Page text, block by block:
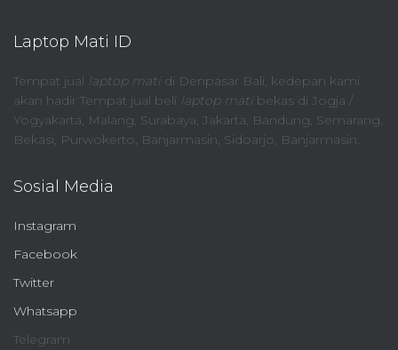
Laptop Mati ID
Tempat jual laptop matidi Denpasar Bali, kedepan kami
akan hadir Tempat jual beli laptop matibekas di Jogja /
Yogyakarta, Malang, Surabaya, Jakarta, Bandung, Semarang,
Bekasi, Purwokerto, Banjarmasin, Sidoarjo, Banjarmasin.
Sosial Media
Instagram
Facebook
Twitter
Whatsapp
Telegram